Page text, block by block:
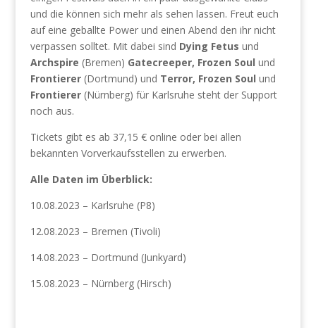
und die können sich mehr als sehen lassen. Freut euch
auf eine geballte Power und einen Abend den ihr nicht
verpassen solltet. Mit dabei sind Dying Fetus und
Archspire (Bremen) Gatecreeper, Frozen Soul und
Frontierer(Dortmund) und Terror, Frozen Soul und
Frontierer(Nürnberg) für Karlsruhe steht der Support
noch aus.
Tickets gibt es ab 37,15 € online oder bei allen
bekannten Vorverkaufsstellen zu erwerben.
Alle Daten im Überblick:
10.08.2023 – Karlsruhe (P8)
12.08.2023 – Bremen (Tivoli)
14.08.2023 – Dortmund (Junkyard)
15.08.2023 – Nürnberg (Hirsch)